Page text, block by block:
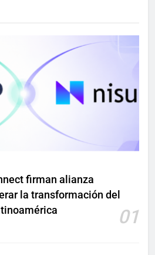
firman alianza
la transformación del
01